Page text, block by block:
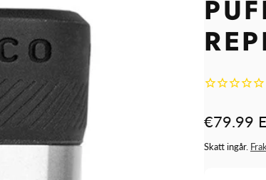
pris
€79.99
Skatt ingår.